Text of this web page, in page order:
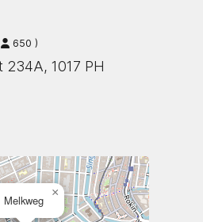
650 )
234A, 1017 PH
Melkweg
×